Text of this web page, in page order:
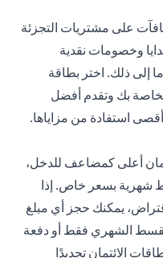
على مشتريات التجزئة
وخصومات نقدية
إلى ذلك. اختر بطاقة
بك وتقدم أفضل
استفادة من مزاياها.
أعلى كمضاعف للدخل،
شهرية بسعر خاص. إذا
يمكنك حجز أي مبلغ
الشهري فقط أو دفعة
الائتمان تجديدًا